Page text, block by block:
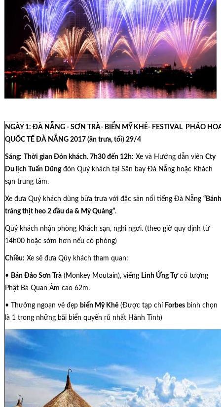
NGÀY1: ĐÀ NẴNG - SƠN TRÀ- BIỂN MỸ KHÊ- FESTIVAL PHÁO
QUỐC TẾ ĐÀ NẴNG 2017 (ăn trưa, tối) 29/4
Sáng: Thời gian Đón khách. 7h30 đến 12h: Xe và Hướng dẫn viên Cty
Du lịch Tuấn Dũngđón Quý khách tại Sân bay Đà Nẵng hoặc Khách
sạn trung tâm.
Xe đưa Quý khách dùng bữa trưa với đặc sản nổi tiếng Đà Nẵng “Bánh
tráng thịt heo 2 đầu da & Mỳ Quảng”.
Quý khách nhận phòng Khách sạn, nghỉ ngơi. (theo giờ quy định từ
14h00 hoặc sớm hơn nếu có phòng)
Chiều: Xe sẽ đưa Qúy khách tham quan:
• Bán Đảo Sơn Trà(Monkey Moutain), viếng Linh Ứng Tựcó tượng
Phật Bà Quan Âm cao 62m.
• Thưởng ngoạn vẻ đẹp biển Mỹ Khê(Được tạp chí Forbesbình chọn
là 1 trong những bãi biển quyến rũ nhất Hành Tinh)